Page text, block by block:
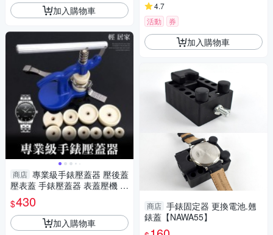
加入購物車
商店 專業級手錶壓蓋器 壓後蓋
壓表蓋 手錶壓蓋器 表蓋壓機 壓
床 修錶 專業手錶維修器-輕居
家8118
$430
加入購物車
4.7
活動
券
加入購物車
商店 手錶固定器 更換電池.翹
錶蓋【NAWA55】